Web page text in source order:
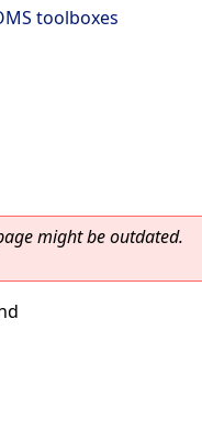
toolboxes
might be outdated.